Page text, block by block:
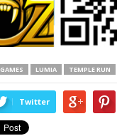
GAMES LUMIA TEMPLE RUN
Twitter